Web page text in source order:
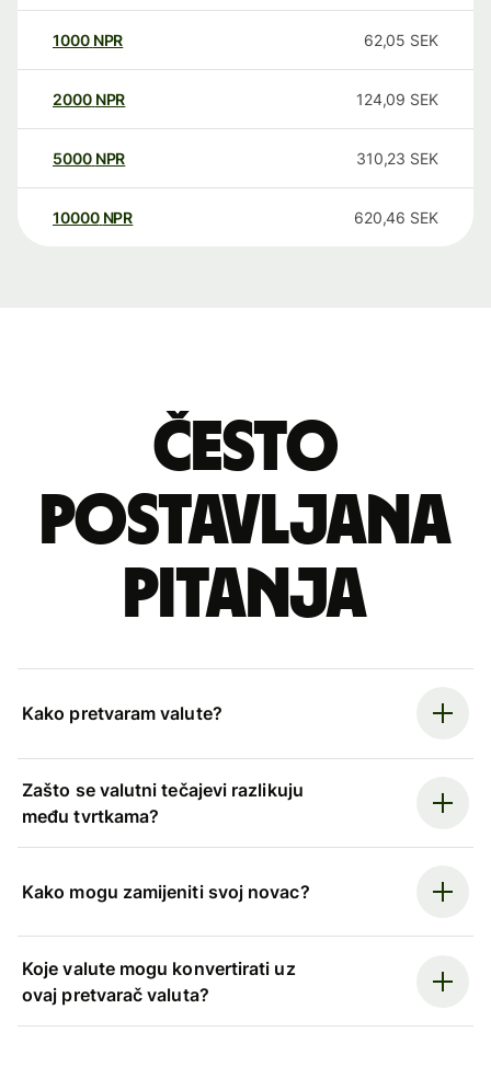
1000 NPR 62,05 SEK
2000 NPR 124,09 SEK
5000 NPR 310,23 SEK
10000 NPR 620,46 SEK
Često
postavljana
pitanja
Kako pretvaram valute?
Zašto se valutni tečajevi razlikuju
među tvrtkama?
Kako mogu zamijeniti svoj novac?
Koje valute mogu konvertirati uz
ovaj pretvarač valuta?